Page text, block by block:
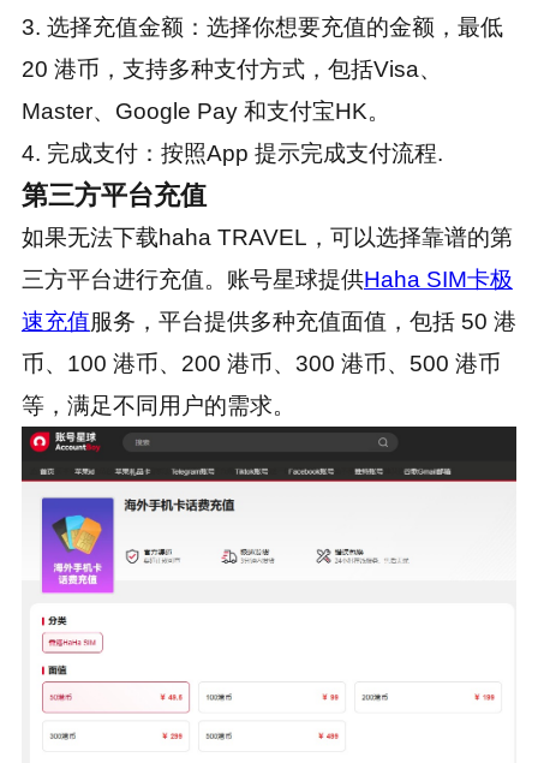
3. 选择充值金额：选择你想要充值的金额，最低
20 港币，支持多种支付方式，包括Visa、
Master、Google Pay 和支付宝HK。
4. 完成支付：按照App 提示完成支付流程.
第三方平台充值
如果无法下载haha TRAVEL，可以选择靠谱的第
三方平台进行充值。账号星球提供Haha SIM卡极
速充值服务，平台提供多种充值面值，包括 50 港
币、100 港币、200 港币、300 港币、500 港币
等，满足不同用户的需求。